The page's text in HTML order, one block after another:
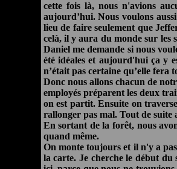
cette fois là, nous n'avions
aujourd’hui. Nous voulons
lieu de faire seulement que
celà, il y aura du monde sur les
Daniel me demande si nous
été idéales et aujourd'hui ça y
n’était pas certaine qu’elle
Donc nous allons chacun de
employés préparent les deux
on est partit. Ensuite on
rallonger pas mal. Tout de suite
En sortant de la forêt, nous
quand même.
On monte toujours et il n'y a
la carte. Je cherche le début